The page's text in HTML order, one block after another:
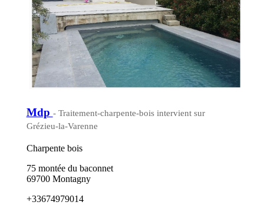
Mdp - Traitement-charpente-bois intervient sur
Grézieu-la-Varenne
Charpente bois
75 montée du baconnet
69700 Montagny
+33674979014